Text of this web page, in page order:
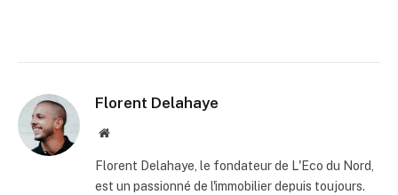
Florent Delahaye
Site
Florent Delahaye, le fondateur de L'Eco du Nord,
est un passionné de l'immobilier depuis toujours.